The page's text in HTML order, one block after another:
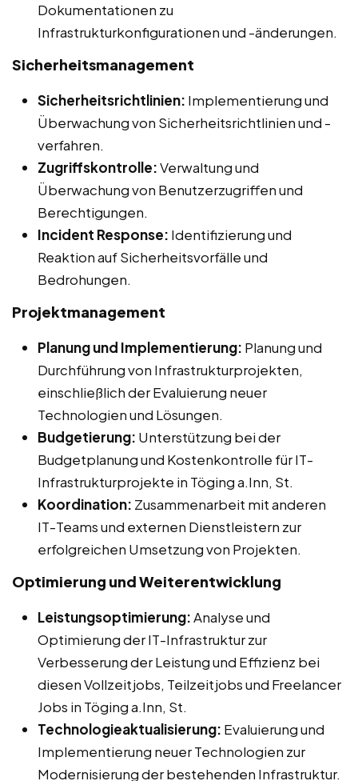
Dokumentationen zu
Infrastrukturkonfigurationen und -änderungen.
Sicherheitsmanagement
Sicherheitsrichtlinien: Implementierung und
Überwachung von Sicherheitsrichtlinien und -
verfahren.
Zugriffskontrolle:Verwaltung und
Überwachung von Benutzerzugriffen und
Berechtigungen.
Incident Response: Identifizierung und
Reaktion auf Sicherheitsvorfälle und
Bedrohungen.
Projektmanagement
Planung und Implementierung: Planung und
Durchführung von Infrastrukturprojekten,
einschließlich der Evaluierung neuer
Technologien und Lösungen.
Budgetierung: Unterstützung bei der
Budgetplanung und Kostenkontrolle für IT-
Infrastrukturprojekte in Töging a.Inn, St.
Koordination: Zusammenarbeit mit anderen
IT-Teams und externen Dienstleistern zur
erfolgreichen Umsetzung von Projekten.
Optimierung und Weiterentwicklung
Leistungsoptimierung:Analyse und
Optimierung der IT-Infrastruktur zur
Verbesserung der Leistung und Effizienz bei
diesen Vollzeitjobs, Teilzeitjobs und Freelancer
Jobs in Töging a.Inn, St.
Technologieaktualisierung: Evaluierung und
Implementierung neuer Technologien zur
Modernisierung der bestehenden Infrastruktur.